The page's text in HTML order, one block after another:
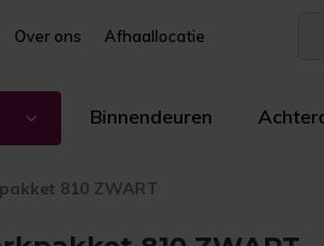
Over ons Afhaallocatie
Binnendeuren
810 ZWART